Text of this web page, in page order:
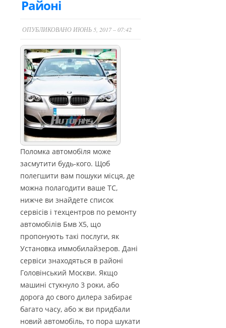
Районі
ОПУБЛИКОВАНО ИЮНЬ 5, 2017 – 07:42
Поломка автомобіля може
засмутити будь-кого. Щоб
полегшити вам пошуки місця, де
можна полагодити ваше ТС,
нижче ви знайдете список
сервісів і техцентров по ремонту
автомобілів Бмв X5, що
пропонують такі послуги, як
Установка иммобилайзеров. Дані
сервіси знаходяться в районі
Головінський Москви. Якщо
машині стукнуло 3 роки, або
дорога до свого дилера забирає
багато часу, або ж ви придбали
новий автомобіль, то пора шукати